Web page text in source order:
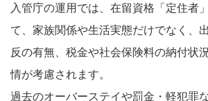
入管庁の運用では、在留資格「定住者
て、家族関係や生活実態だけでなく、
反の有無、税金や社会保険料の納付状
情が考慮されます。
過去のオーバーステイや罰金・軽犯罪